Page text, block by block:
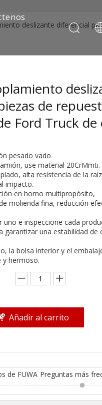
deslizante diferencial
de
Ford Truck de
pesado vado
use material 20CrMmti.
alta resistencia de la
impacto.
en horno multipropósito,
molienda fina, reducción
e inspeccione cada
una estabilidad de
la bolsa interior y el
y hermoso.
Añadir al carrito
de FUWA Preguntas más